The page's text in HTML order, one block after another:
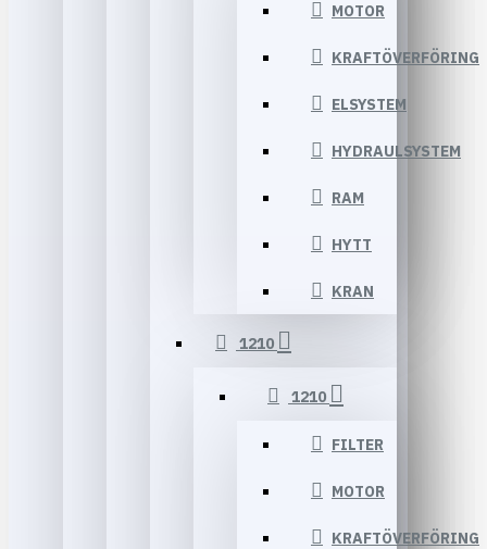
MOTOR
KRAFTÖVERFÖRING
ELSYSTEM
HYDRAULSYSTEM
RAM
HYTT
KRAN
1210
1210
FILTER
MOTOR
KRAFTÖVERFÖRING